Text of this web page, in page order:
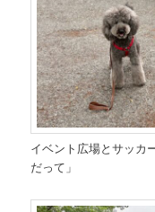
イベント広場とサッカ
だって」